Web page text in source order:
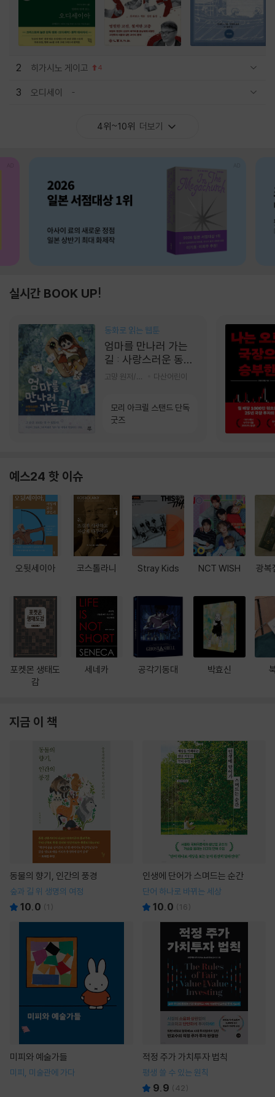
2 히가시노 게이고 4
3 오디세이
4위~10위 더보기
실시간 BOOK UP!
동화로 읽는 웹툰
엄마를 만나러 가는
길 : 사랑스러운 동그
라미
다산어린이
모리 아크릴 스탠드 단독
굿즈
예스24 핫 이슈
오뒷세이아
포켓몬 생태도
감
코스톨라니
세네카
Stray Kids
공각기동대
NCT WISH
박효신
광복
지금 이 책
동물의 향기, 인간의 풍경
숲과 길 위 생명의 여정
10.0 (1 )
인생에 단어가 스며드는 순간
단어 하나로 바뀌는 세상
10.0 (16)
미피와 예술가들
미피, 미술관에 가다
적정 주가 가치투자 법칙
평생 쓸 수 있는 원칙
9.9 (42)